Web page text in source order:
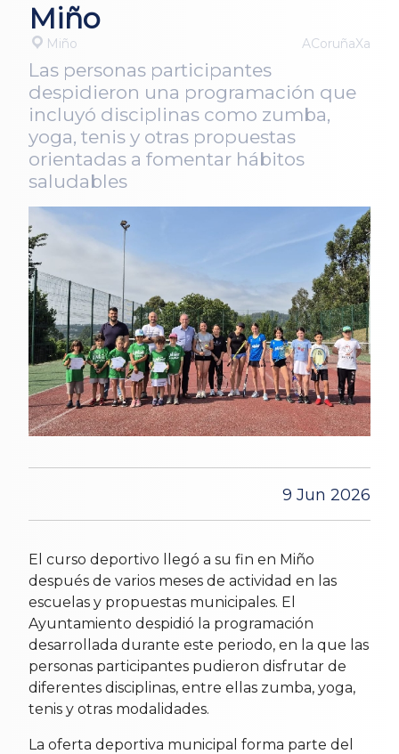
Miño
Miño ACoruñaXa
Las personas participantes
despidieron una programación que
incluyó disciplinas como zumba,
yoga, tenis y otras propuestas
orientadas a fomentar hábitos
saludables
9 Jun 2026
El curso deportivo llegó a su fin en Miño
después de varios meses de actividad en las
escuelas y propuestas municipales. El
Ayuntamiento despidió la programación
desarrollada durante este periodo, en la que las
personas participantes pudieron disfrutar de
diferentes disciplinas, entre ellas zumba, yoga,
tenis y otras modalidades.
La oferta deportiva municipal forma parte del